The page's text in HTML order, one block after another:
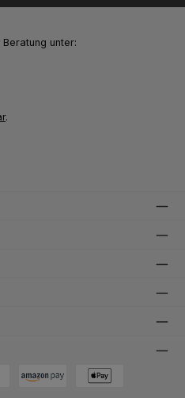
unter:
.